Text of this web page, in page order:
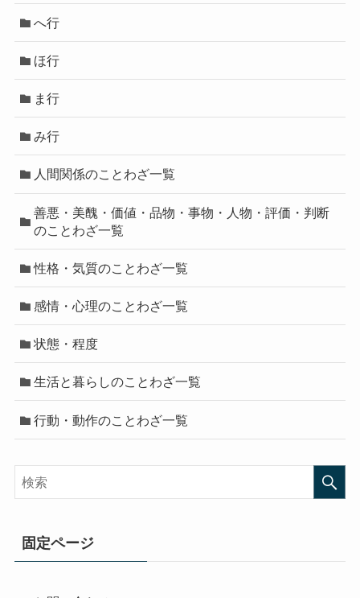
へ行
ほ行
ま行
み行
人間関係のことわざ一覧
善悪・美醜・価値・品物・事物・人物・評価・判断
のことわざ一覧
性格・気質のことわざ一覧
感情・心理のことわざ一覧
状態・程度
生活と暮らしのことわざ一覧
行動・動作のことわざ一覧
固定ページ